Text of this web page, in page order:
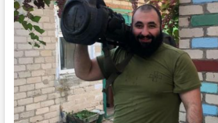
Джабы
Хоперия